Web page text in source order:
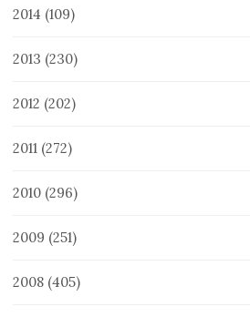
2014 (109)
2013 (230)
2012 (202)
2011 (272)
2010 (296)
2009 (251)
2008 (405)